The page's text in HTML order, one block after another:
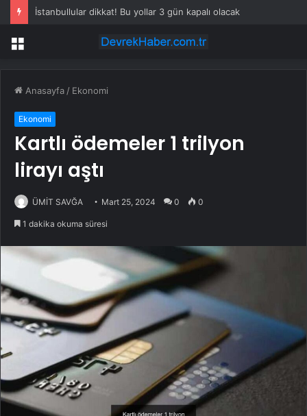
İstanbullular dikkat! Bu yollar 3 gün kapalı olacak
Menü
Anasayfa / Ekonomi
Ekonomi
Kartlı ödemeler 1 trilyon
lirayı aştı
ÜMİT SAVĞA Mart 25, 2024 0 0
1 dakika okuma süresi